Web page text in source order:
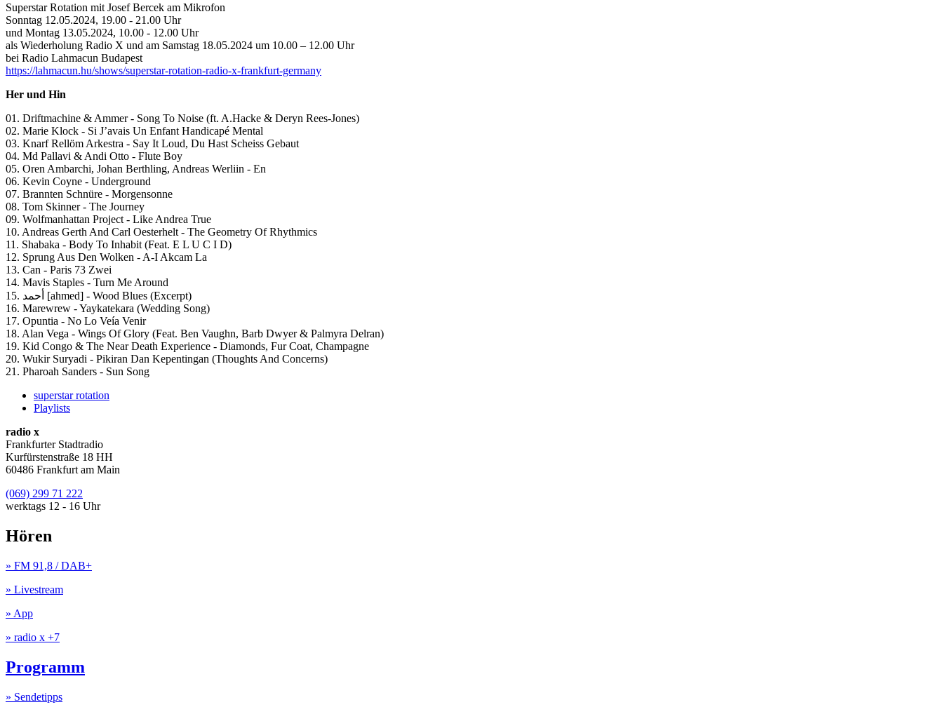
Superstar Rotation mit Josef Bercek am Mikrofon
Sonntag 12.05.2024, 19.00 - 21.00 Uhr
und Montag 13.05.2024, 10.00 - 12.00 Uhr
als Wiederholung Radio X und am Samstag 18.05.2024 um 10.00 – 12.00 Uhr
bei Radio Lahmacun Budapest
https://lahmacun.hu/shows/superstar-rotation-radio-x-frankfurt-germany
Her und Hin
01. Driftmachine & Ammer - Song To Noise (ft. A.Hacke & Deryn Rees-Jones)
02. Marie Klock - Si J’avais Un Enfant Handicapé Mental
03. Knarf Rellöm Arkestra - Say It Loud, Du Hast Scheiss Gebaut
04. Md Pallavi & Andi Otto - Flute Boy
05. Oren Ambarchi, Johan Berthling, Andreas Werliin - En
06. Kevin Coyne - Underground
07. Brannten Schnüre - Morgensonne
08. Tom Skinner - The Journey
09. Wolfmanhattan Project - Like Andrea True
10. Andreas Gerth And Carl Oesterhelt - The Geometry Of Rhythmics
11. Shabaka - Body To Inhabit (Feat. E L U C I D)
12. Sprung Aus Den Wolken - A-I Akcam La
13. Can - Paris 73 Zwei
14. Mavis Staples - Turn Me Around
15. أحمد [ahmed] - Wood Blues (Excerpt)
16. Marewrew - Yaykatekara (Wedding Song)
17. Opuntia - No Lo Veía Venir
18. Alan Vega - Wings Of Glory (Feat. Ben Vaughn, Barb Dwyer & Palmyra Delran)
19. Kid Congo & The Near Death Experience - Diamonds, Fur Coat, Champagne
20. Wukir Suryadi - Pikiran Dan Kepentingan (Thoughts And Concerns)
21. Pharoah Sanders - Sun Song
superstar rotation
Playlists
radio x
Frankfurter Stadtradio
Kurfürstenstraße 18 HH
60486 Frankfurt am Main
(069) 299 71 222
werktags 12 - 16 Uhr
Hören
» FM 91,8 / DAB+
» Livestream
» App
» radio x +7
Programm
» Sendetipps